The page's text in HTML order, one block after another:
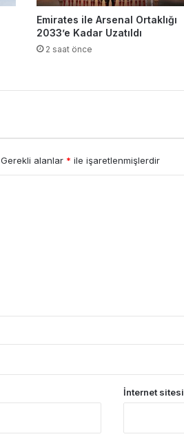
Emirates ile Arsenal Ortaklığı
2033’e Kadar Uzatıldı
2 saat önce
Gerekli alanlar * ile işaretlenmişlerdir
İnternet sitesi